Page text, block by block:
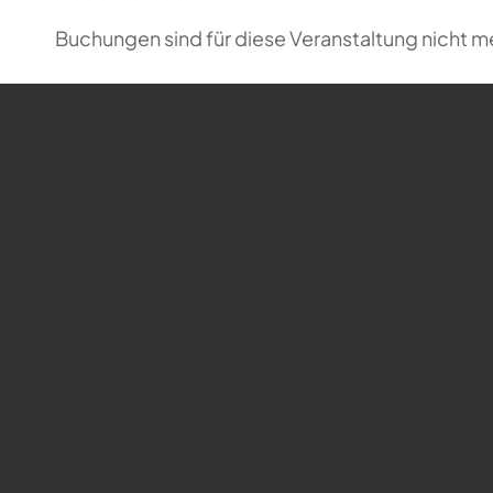
Buchungen sind für diese Veranstaltung nicht